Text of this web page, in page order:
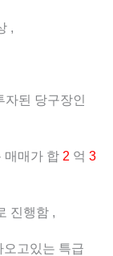
,
자된 당구장인
매매가 합 2 억 3
행함 ,
고있는 특급